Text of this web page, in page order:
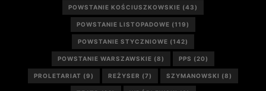
POWSTANIE KOŚCIUSZKOWSKIE (43)
POWSTANIE LISTOPADOWE (119)
POWSTANIE STYCZNIOWE (142)
POWSTANIE WARSZAWSKIE (8) PPS (20)
PROLETARIAT (9) REŻYSER (7) SZYMANOWSKI (8)